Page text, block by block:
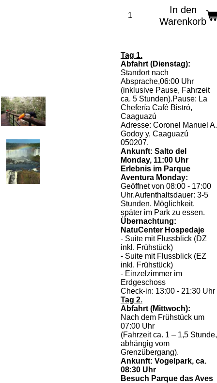
In den
Warenkorb
Tag 1.
Abfahrt (Dienstag):
Standort nach
Absprache,06:00 Uhr
(inklusive Pause, Fahrzeit
ca. 5 Stunden).Pause: La
Chefería Café Bistró,
Caaguazú
Adresse: Coronel Manuel A.
Godoy y, Caaguazú
050207.
Ankunft: Salto del
Monday, 11:00 Uhr
Erlebnis im Parque
Aventura Monday:
Geöffnet von 08:00 - 17:00
Uhr.Aufenthaltsdauer: 3-5
Stunden. Möglichkeit,
später im Park zu essen.
Übernachtung:
NatuCenter Hospedaje
- Suite mit Flussblick (DZ
inkl. Frühstück)
- Suite mit Flussblick (EZ
inkl. Frühstück)
- Einzelzimmer im
Erdgeschoss
Check-in: 13:00 - 21:30 Uhr
Tag 2.
Abfahrt (Mittwoch):
Nach dem Frühstück um
07:00 Uhr
(Fahrzeit ca. 1 – 1,5 Stunde,
abhängig vom
Grenzübergang).
Ankunft: Vogelpark, ca.
08:30 Uhr
Besuch Parque das Aves